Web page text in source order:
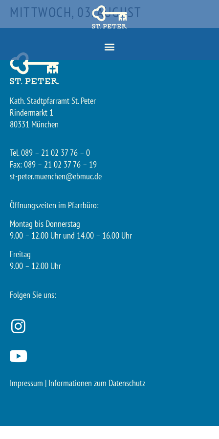
MITTWOCH, 03. AUGUST
Kath. Stadtpfarramt St. Peter
Rindermarkt 1
80331 München
Tel. 089 – 21 02 37 76 – 0
Fax: 089 – 21 02 37 76 – 19
st-peter.muenchen@ebmuc.de
Öffnungszeiten im Pfarrbüro:
Montag bis Donnerstag
9.00 – 12.00 Uhr und 14.00 – 16.00 Uhr
Freitag
9.00 – 12.00 Uhr
Folgen Sie uns:
Impressum | Informationen zum Datenschutz